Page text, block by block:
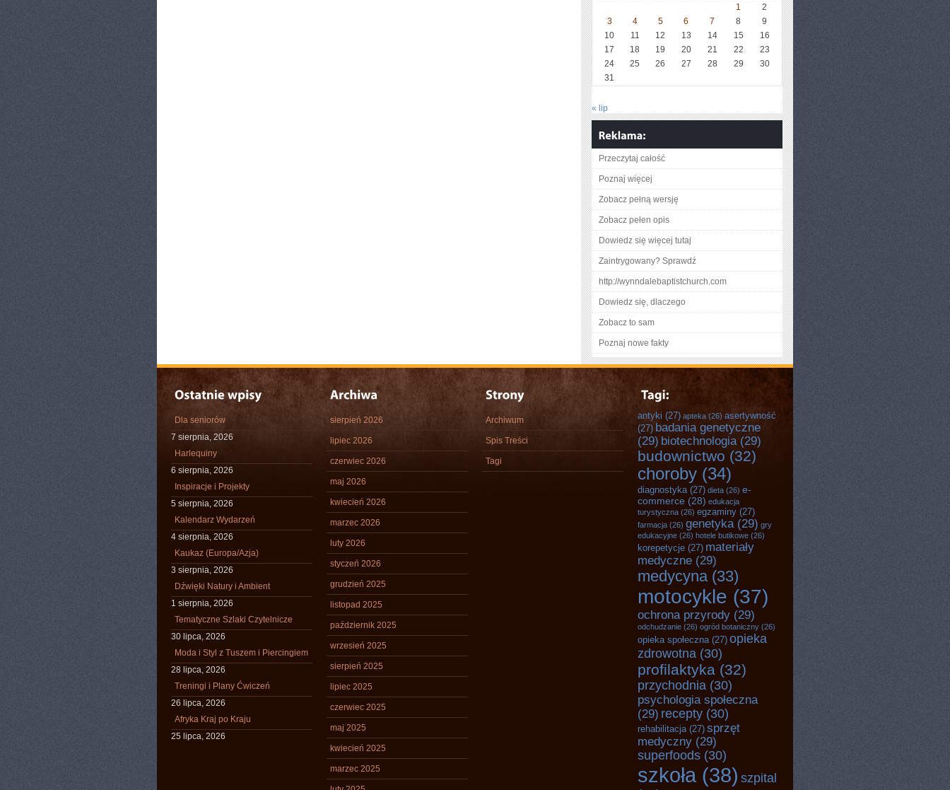
1
2
3
4 5 6 7 8
9
10
11 12 13 14 15
16
17
18 19 20 21 22
23
24
25 26 27 28 29
30
31
« lip
Przeczytaj całość
Poznaj więcej
Zobacz pełną wersję
Zobacz pełen opis
Dowiedz się więcej tutaj
Zaintrygowany? Sprawdź
http://wynndalebaptistchurch.com
Dowiedz się, dlaczego
Zobacz to sam
Poznaj nowe fakty
Dla seniorów
7 sierpnia, 2026
Harlequiny
6 sierpnia, 2026
Inspiracje i Projekty
5 sierpnia, 2026
Kalendarz Wydarzeń
4 sierpnia, 2026
Kaukaz (Europa/Azja)
3 sierpnia, 2026
Dźwięki Natury i Ambient
1 sierpnia, 2026
Tematyczne Szlaki Czytelnicze
30 lipca, 2026
Moda i Styl z Tuszem i Piercingiem
28 lipca, 2026
Treningi i Plany Ćwiczeń
26 lipca, 2026
Afryka Kraj po Kraju
25 lipca, 2026
sierpień 2026
lipiec 2026
czerwiec 2026
maj 2026
kwiecień 2026
marzec 2026
luty 2026
styczeń 2026
grudzień 2025
listopad 2025
październik 2025
wrzesień 2025
sierpień 2025
lipiec 2025
czerwiec 2025
maj 2025
kwiecień 2025
marzec 2025
Archiwum
Spis Treści
Tagi
antyki (27) apteka (26) asertywność
(27) badania genetyczne
(29) biotechnologia (29)
budownictwo (32)
choroby (34)
diagnostyka(27) dieta (26) e-
commerce (28) edukacja
turystyczna (26) egzaminy (27)
farmacja (26) genetyka (29) gry
edukacyjne (26) hotele butikowe (26)
korepetycje (27) materiały
medyczne (29)
medycyna(33)
motocykle (37)
ochrona przyrody (29)
odchudzanie (26) ogród botaniczny (26)
opieka społeczna(27) opieka
zdrowotna (30)
profilaktyka (32)
przychodnia (30)
psychologia społeczna
(29) recepty (30)
rehabilitacja(27) sprzęt
medyczny (29)
superfoods (30)
szkoła (38) szpital